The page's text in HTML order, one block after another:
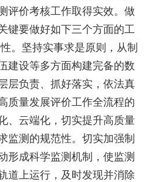
评价考核工作取得实效。做
键要做好如下三个方面的工
。坚持实事求是原则，从制
建设等多方面构建完备的数
层负责、抓好落实，依法真
质量发展评价工作全流程的
、云端化，切实提升高质量
监测的规范性。切实加强制
形成科学监测机制，使监测
道上运行，及时发现并消除